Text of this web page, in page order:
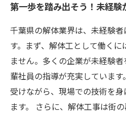
第一歩を踏み出そう！未経
千葉県の解体業界は、未経験
す。まず、解体工として働く
ません。多くの企業が未経験
輩社員の指導が充実していま
受けながら、現場での技術を
ます。 さらに、解体工事は街